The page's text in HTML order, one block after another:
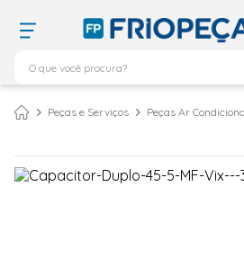
Peças e Serviços
1º ar condicionado 12000
3º ar condicionado